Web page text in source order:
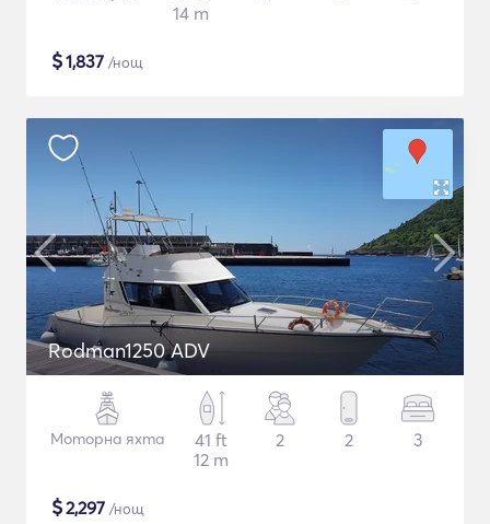
14 m
$1,837 /нощ
Rodman1250 ADV
Моторна яхта
41 ft
12 m
2 2 3
$2,297 /нощ